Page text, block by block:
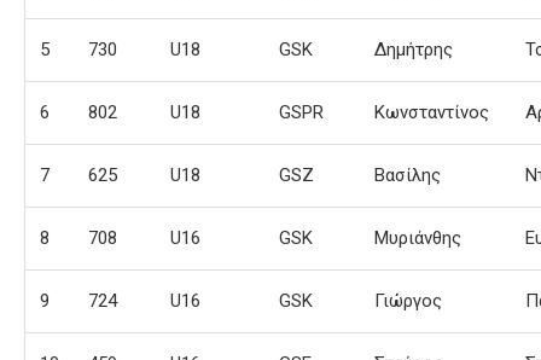
5 730 U18 GSK Δημήτρης
6 802 U18 GSPR Κωνσταντίνος
7 625 U18 GSZ Βασίλης
8 708 U16 GSK Μυριάνθης
9 724 U16 GSK Γιώργος